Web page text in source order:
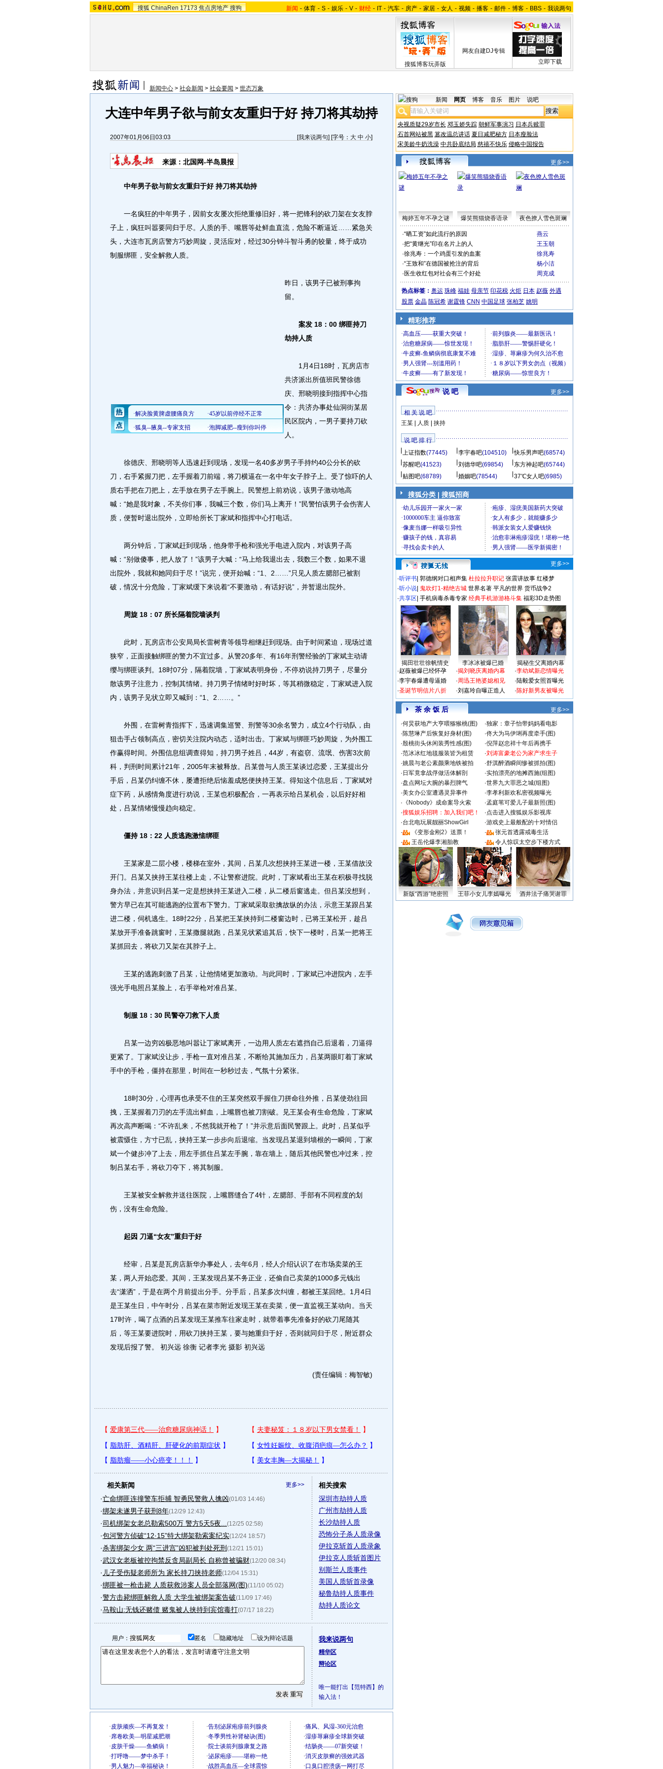
搜狐 ChinaRen 17173 焦点房地产 搜狗 新闻 - 体育 - S - 娱乐 - V - 财经 - IT - 汽车 - 房产 - 家居 - 女人 - 视频 - 播客 - 邮件 - 博客 - BBS - 我说两句
搜狐博客玩弄版
网友自建DJ专辑
立即下载
新闻中心 > 社会新闻 > 社会要闻 > 世态万象
大连中年男子欲与前女友重归于好 持刀将其劫持
2007年01月06日03:03 [我来说两句] [字号： 大 中 小]
来源：北国网-半岛晨报
中年男子欲与前女友重归于好 持刀将其劫持
一名疯狂的中年男子，因前女友屡次拒绝重修旧好，将一把锋利的砍刀架在女友脖
子上，疯狂叫嚣要同归于尽。人质的手、嘴唇等处鲜血直流，危险不断逼近……紧急关
头，大连市瓦房店警方巧妙周旋，灵活应对，经过30分钟斗智斗勇的较量，终于成功
制服绑匪，安全解救人质。
昨日，该男子已被刑事拘
留。
案发 18：00 绑匪持刀
劫持人质
1月4日18时，瓦房店市
共济派出所值班民警徐德
庆、邢晓明接到指挥中心指
令：共济办事处仙洞街某居
民区院内，一男子要持刀砍
人。
徐德庆、邢晓明等人迅速赶到现场，发现一名40多岁男子手持约40公分长的砍
刀，右手紧握刀把，左手握着刀前端，将刀横逼在一名中年女子脖子上。受了惊吓的人
质右手把在刀把上，左手放在男子左手腕上。民警想上前劝说，该男子激动地高
喊：“她是我对象，不关你们事，我喊三个数，你们马上离开！”民警怕该男子会伤害人
质，便暂时退出院外，立即给所长丁家斌和指挥中心打电话。
两分钟后，丁家斌赶到现场，他身带手枪和强光手电进入院内，对该男子高
喊：“别做傻事，把人放了！”该男子大喊：“马上给我退出去，我数三个数，如果不退
出院外，我就和她同归于尽！”说完，便开始喊：“1、2……”只见人质左腮部已被割
破，情况十分危险，丁家斌缓下来说着“不要激动，有话好说”，并暂退出院外。
周旋 18：07 所长隔着院墙谈判
此时，瓦房店市公安局局长雷树青等领导相继赶到现场。由于时间紧迫，现场过道
狭窄，正面接触绑匪的警力不宜过多。从警20多年、有16年刑警经验的丁家斌主动请
缨与绑匪谈判。18时07分，隔着院墙，丁家斌表明身份，不停劝说持刀男子，尽量分
散该男子注意力，控制其情绪。持刀男子情绪时好时坏，等其稍微稳定，丁家斌进入院
内，该男子见状立即又喊到：“1、2……。”
外围，在雷树青指挥下，迅速调集巡警、刑警等30余名警力，成立4个行动队，由
狙击手占领制高点，密切关注院内动态，适时出击。丁家斌与绑匪巧妙周旋，为外围工
作赢得时间。外围信息组调查得知，持刀男子姓吕，44岁，有盗窃、流氓、伤害3次前
科，判刑时间累计21年，2005年末被释放。吕某曾与人质王某谈过恋爱，王某提出分
手后，吕某仍纠缠不休，屡遭拒绝后恼羞成怒便挟持王某。得知这个信息后，丁家斌对
症下药，从感情角度进行劝说，王某也积极配合，一再表示给吕某机会，以后好好相
处，吕某情绪慢慢趋向稳定。
僵持 18：22 人质逃跑激恼绑匪
王某家是二层小楼，楼梯在室外，其间，吕某几次想挟持王某进一楼，王某借故没
开门。吕某又挟持王某往楼上走，不让警察进院。此时，丁家斌看出王某在积极寻找脱
身办法，并意识到吕某一定是想挟持王某进入二楼，从二楼后窗逃走。但吕某没想到，
警方早已在其可能逃跑的位置布下警力。丁家斌采取欲擒故纵的办法，示意王某跟吕某
进二楼，伺机逃生。18时22分，吕某把王某挟持到二楼窗边时，已将王某松开，趁吕
某放开手准备跳窗时，王某撒腿就跑，吕某见状紧追其后，快下一楼时，吕某一把将王
某抓回去，将砍刀又架在其脖子上。
王某的逃跑刺激了吕某，让他情绪更加激动。与此同时，丁家斌已冲进院内，左手
强光手电照吕某脸上，右手举枪对准吕某。
制服 18：30 民警夺刀救下人质
吕某一边穷凶极恶地叫嚣让丁家斌离开，一边用人质左右遮挡自己后退着，刀逼得
更紧了。丁家斌没让步，手枪一直对准吕某，不断给其施加压力，吕某两眼盯着丁家斌
手中的手枪，僵持在那里，时间在一秒秒过去，气氛十分紧张。
18时30分，心理再也承受不住的王某突然双手握住刀拼命往外推，吕某使劲往回
拽，王某握着刀刃的左手流出鲜血，上嘴唇也被刀割破。见王某会有生命危险，丁家斌
再次高声断喝：“不许乱来，不然我就开枪了！”并示意后面民警跟上。此时，吕某似乎
被震慑住，方寸已乱，挟持王某一步步向后退缩。当发现吕某退到墙根的一瞬间，丁家
斌一个健步冲了上去，用左手抓住吕某左手腕，靠在墙上，随后其他民警也冲过来，控
制吕某右手，将砍刀夺下，将其制服。
王某被安全解救并送往医院，上嘴唇缝合了4针，左腮部、手部有不同程度的划
伤，没有生命危险。
起因 刀逼“女友”重归于好
经审，吕某是瓦房店新华办事处人，去年6月，经人介绍认识了在市场卖菜的王
某，两人开始恋爱。其间，王某发现吕某不务正业，还偷自己卖菜的1000多元钱出
去“潇洒”，于是在两个月前提出分手。分手后，吕某多次纠缠，都被王某回绝。1月4日
是王某生日，中午时分，吕某在菜市附近发现王某在卖菜，便一直监视王某动向。当天
17时许，喝了点酒的吕某发现王某推车往家走时，就带着事先准备好的砍刀尾随其
后，等王某要进院时，用砍刀挟持王某，要与她重归于好，否则就同归于尽，附近群众
发现后报了警。 初兴远 徐衡 记者李光 摄影 初兴远
(责任编辑：梅智敏)
更多>>
相关新闻
·亡命绑匪连撞警车拒捕 智勇民警救人擒凶(01/03 14:46)
·绑架未遂男子获刑8年(12/29 12:43)
·司机绑架女老总勒索500万 警方5天5夜... (12/25 02:58)
·包河警方侦破“12·15”特大绑架勒索案纪实(12/24 18:57)
·杀害绑架少女 两“三进宫”凶犯被判处死刑 (12/21 15:01)
·武汉女老板被控拘禁反贪局副局长 自称曾被骗财(12/20 08:34)
· 儿子受伤疑老师所为 家长持刀挟持老师(12/04 15:31)
·绑匪被一枪击毙 人质获救涉案人员全部落网(图)(11/10 05:02)
·警方击毙绑匪解救人质 大学生被绑架案告破(11/09 17:46)
·马鞍山:无钱还赌债 赌鬼被人挟持到宾馆毒打(07/17 18:22)
相关搜索
深圳市劫持人质
广州市劫持人质
长沙劫持人质
恐怖分子杀人质录像
伊拉克斩首人质录象
伊拉克人质斩首图片
别斯兰人质事件
美国人质斩首录像
秘鲁劫持人质事件
劫持人质论文
用户： 匿名 隐藏地址 设为辩论话题 我来说两句
精华区
辩论区
唯一能打出【范特西】的
输入法！
新闻 网页 博客 音乐 图片 说吧
央视质疑29岁市长 邓玉娇失踪 朝鲜军事演习 日本兵赎罪
石首网站被黑 篡改温总讲话 夏日减肥秘方 日本瘦脸法
宋美龄牛奶洗澡 中共卧底结局 慈禧不快乐 侵略中国报告
更多>>
梅婷五年不孕之谜 爆笑熊猫烧香语录 夜色撩人雪色斑斓
·“晒工资”如此流行的原因
燕云
·把“黄继光”印在名片上的人
王玉朝
·徐兆寿：一个鸡蛋引发的血案
徐兆寿
·“王致和”在德国被抢注的背后
杨小洁
· 医生收红包对社会有三个好处 周克成
热点标签： 奥运 珠峰 福娃 母亲节 印花税 火炬 日本 赵薇 外遇
股票 金晶 陈冠希 谢霆锋 CNN 中国足球 张柏芝 姚明
精彩推荐
说 吧 更多>>
相 关 说 吧
王某| 人质| 挟持
说 吧 排 行
上证指数(77445) 李宇春吧(104510) 快乐男声吧(68574)
苏醒吧(41523) 刘德华吧(69854) 东方神起吧(65744)
贴图吧(68789) 婚姻吧(78544) 37℃女人吧(6985)
搜狐分类 | 搜狐招商
更多>>
·听评书 郭德纲对口相声集 杜拉拉升职记 张震讲故事 红楼梦
·听小说 鬼吹灯1-精绝古城 世界名著 平凡的世界 货币战争2
·共享区 手机病毒杀毒专家 经典手机游游格斗集 福彩3D走势图
揭田壮壮徐帆情史 李冰冰被爆已婚
揭秘生父离婚内幕
·赵薇被爆已经怀孕
·李宇春爆遭母逼婚
·圣诞节明信片八折
·揭刘晓庆离婚内幕
·周迅王艳婆媳相见
·刘嘉玲自曝正造人
·李幼斌新恋情曝光
·陆毅爱女照首曝光
·陈好新男友被曝光
茶 余 饭 后
更多>>
·何炅获地产大亨喂猕猴桃(图) ·独家：章子怡带妈妈看电影
·陈慧琳产后恢复好身材(图) ·佟大为马伊琍再度牵手(图)
·殷桃街头休闲装秀性感(图) ·倪萍赵忠祥十年后再携手
·范冰冰红地毯服装皆为租赁 ·刘涛富豪老公为家产求生子
·姚晨与老公素颜乘地铁被拍 ·舒淇醉酒瞬间惨被抓拍(图)
· 日军竟拿战俘做活体解剖 ·实拍漂亮的地摊西施(组图)
·盘点网坛大腕的暴烈脾气 ·世界九大罪恶之城(组图)
·美女办公室遭遇灵异事件 ·李孝利新欢私密视频曝光
· 《Nobody》成命案导火索 ·孟庭苇可爱儿子最新照(图)
·搜狐娱乐招聘：加入我们吧！ ·点击进入搜狐娱乐影视库
·台北电玩展靓丽ShowGirl ·游戏史上最般配的十对情侣
·
《变形金刚2》送票！ ·
张元首透露戒毒生活
·
王岳伦爆李湘胎教 · 令人惊叹太空步下楼方式
新版“西游”绝密照 王菲小女儿李嫣曝光 酒井法子痛哭谢罪